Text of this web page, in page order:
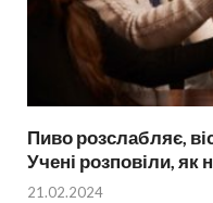
Пиво розслабляє,
Учені розповіли, як
21.02.2024